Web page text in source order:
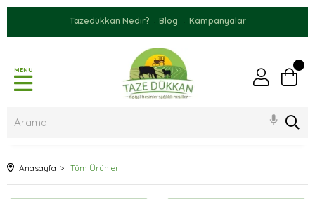
Tazedükkan Nedir? Blog Kampanyalar
MENU
Anasayfa Tüm Ürünler